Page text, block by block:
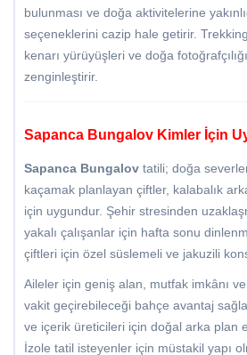
bulunması ve doğa aktivitelerine
seçeneklerini cazip hale getirir.
kenarı yürüyüşleri ve doğa
zenginleştirir.
Sapanca Bungalov Kimler İçin
Sapanca Bungalov tatili; doğa
kaçamak planlayan çiftler, kalabalık
için uygundur. Şehir stresinden
yakalı çalışanlar için hafta sonu
çiftleri için özel süslemeli ve jakuzili
Aileler için geniş alan, mutfak imkânı
vakit geçirebileceği bahçe avantaj
ve içerik üreticileri için doğal arka plan
İzole tatil isteyenler için müstakil yapı